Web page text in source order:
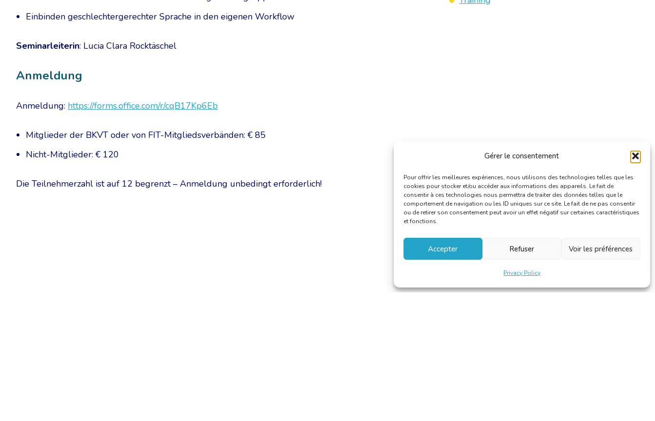
Gérer le consentement
Pour offrir les meilleures expériences, nous utilisons des technologies telles que les
cookies pour stocker et/ou accéder aux informations des appareils. Le fait de
consentir à ces technologies nous permettra de traiter des données telles que le
comportement de navigation ou les ID uniques sur ce site. Le fait de ne pas consentir
ou de retirer son consentement peut avoir un effet négatif sur certaines caractéristiques
et fonctions.
Accepter Refuser Voir les préférences
Privacy Policy
Einbinden geschlechtergerechter Sprache in den eigenen Workflow
Seminarleiterin: Lucia Clara Rocktäschel
Anmeldung
Anmeldung: https://forms.office.com/r/cqB17Kp6Eb
Mitglieder der BKVT oder von FIT-Mitgliedsverbänden: € 85
Nicht-Mitglieder: € 120
Die Teilnehmerzahl ist auf 12 begrenzt – Anmeldung unbedingt erforderlich!